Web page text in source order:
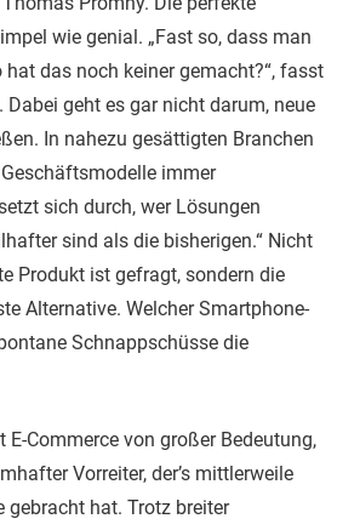
wie genial. „Fast so, dass man
das noch keiner gemacht?“, fasst
Dabei geht es gar nicht darum, neue
In nahezu gesättigten Branchen
immer
sich durch, wer Lösungen
sind als die bisherigen.“ Nicht
Produkt ist gefragt, sondern die
Alternative. Welcher Smartphone-
Schnappschüsse die
E-Commerce von großer Bedeutung,
Vorreiter, der’s mittlerweile
gebracht hat. Trotz breiter